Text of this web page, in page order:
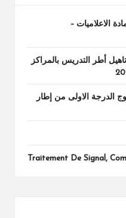
الاعلاميات –
أطر التدريس بالمراكز
الدرجة الاولى من إطار
Traitement De Signal,